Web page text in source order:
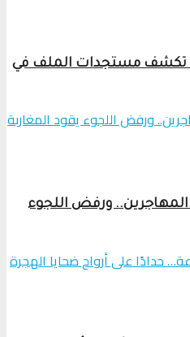
عائلات معتقلي حراك جيل Z تكشف مستجدات الملف في
ورفض اللجوء